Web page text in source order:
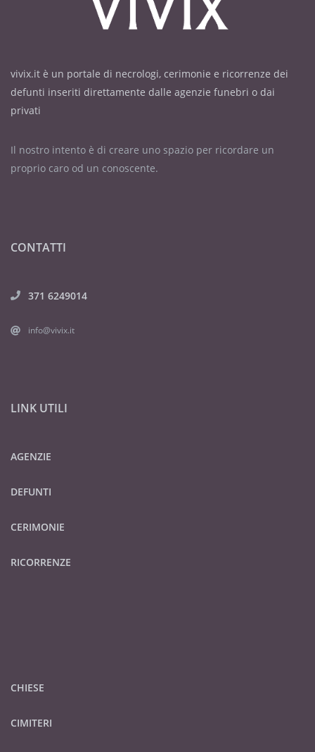
vivix.it è un portale di necrologi, cerimonie e ricorrenze dei
defunti inseriti direttamente dalle agenzie funebri o dai
privati
Il nostro intento è di creare uno spazio per ricordare un
proprio caro od un conoscente.
CONTATTI
371 6249014
info@vivix.it
LINK UTILI
AGENZIE
DEFUNTI
CERIMONIE
RICORRENZE
CHIESE
CIMITERI